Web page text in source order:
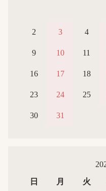
2 3 4
9 10 11
16 17 18
23 24 25
30 31
日
月 火